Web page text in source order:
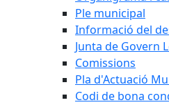
Ple municipal
Informació del
Junta de Govern
Comissions
Pla d'Actuació
Codi de bona